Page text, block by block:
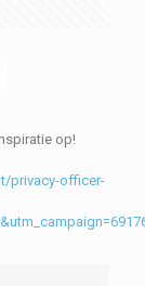
op!
privacy-officer-